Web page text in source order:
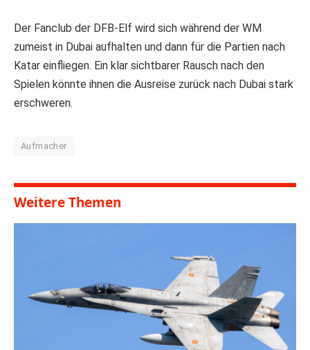
Der Fanclub der DFB-Elf wird sich während der WM
zumeist in Dubai aufhalten und dann für die Partien nach
Katar einfliegen. Ein klar sichtbarer Rausch nach den
Spielen könnte ihnen die Ausreise zurück nach Dubai stark
erschweren.
Aufmacher
Weitere Themen